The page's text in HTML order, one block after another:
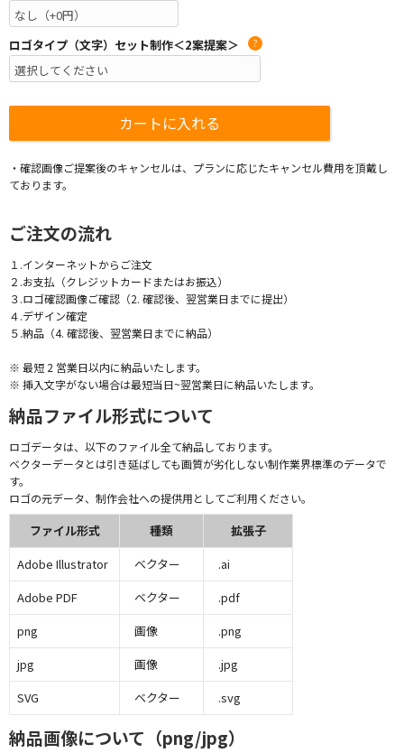
ロゴタイプ（文字）セット制作＜2案提案＞ ?
・確認画像ご提案後のキャンセルは、プランに応じたキャンセル費用を頂戴し
ております。
ご注文の流れ
１.インターネットからご注文
２.お支払（クレジットカードまたはお振込）
３.ロゴ確認画像ご確認（2. 確認後、翌営業日までに提出）
４.デザイン確定
５.納品（4. 確認後、翌営業日までに納品）
※ 最短 2 営業日以内に納品いたします。
※ 挿入文字がない場合は最短当日~翌営業日に納品いたします。
納品ファイル形式について
ロゴデータは、以下のファイル全て納品しております。
ベクターデータとは引き延ばしても画質が劣化しない制作業界標準のデータで
す。
ロゴの元データ、制作会社への提供用としてご利用ください。
ファイル形式 種類
拡張子
Adobe Illustrator
ベクター
.ai
Adobe PDF
ベクター
.pdf
png
画像
.png
jpg
画像
.jpg
SVG
ベクター .svg
納品画像について（png/jpg）